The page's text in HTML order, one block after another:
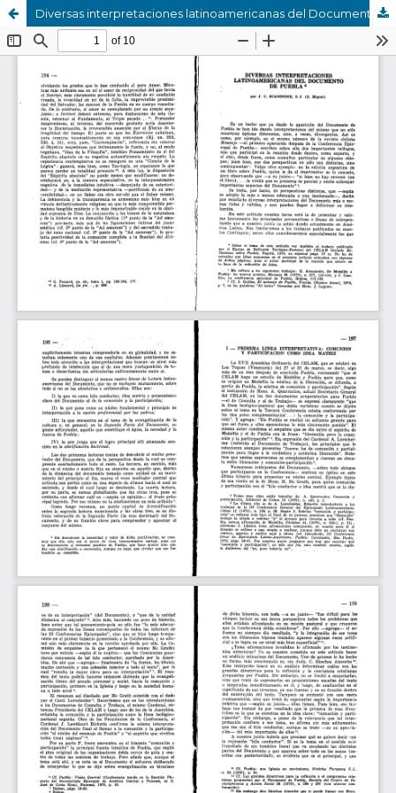
Diversas interpretaciones latinoamericanas del Documento de Puebla